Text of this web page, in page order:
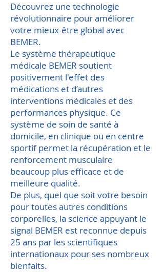
Découvrez une technologie
révolutionnaire pour améliorer
votre mieux-être global avec
BEMER.
Le système thérapeutique
médicale BEMER soutient
positivement l'effet des
médications et d’autres
interventions médicales et des
performances physique. Ce
système de soin de santé à
domicile, en clinique ou en centre
sportif permet la récupération et le
renforcement musculaire
beaucoup plus efficace et de
meilleure qualité.
De plus, quel que soit votre besoin
pour toutes autres conditions
corporelles, la science appuyant le
signal BEMER est reconnue depuis
25 ans par les scientifiques
internationaux pour ses nombreux
bienfaits.